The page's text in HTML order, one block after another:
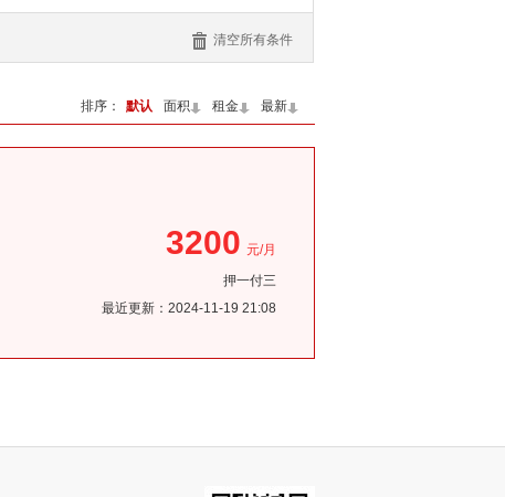
清空所有条件
排序： 默认 面积 租金 最新
3200 元/月
押一付三
最近更新：2024-11-19 21:08